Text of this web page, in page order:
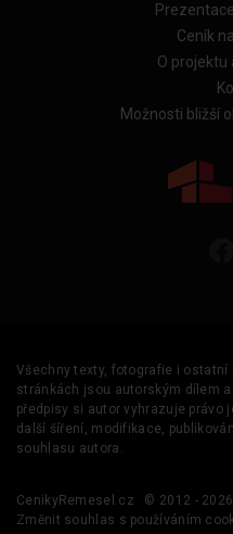
Ceník
O projektu
Možnosti bližší
Všechny texty, fotografie i
stránkách jsou autorským dílem
předpisy si autor vyhrazuje
další šíření, modifikace,
souhlasu autora.
CenikyRemesel.cz © 2012 - 2026
Změnit souhlas s používáním